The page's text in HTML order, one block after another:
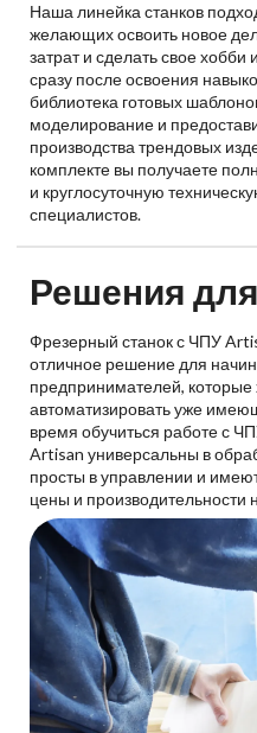
Наша линейка станков
желающих освоить новое
затрат и сделать свое хобби
сразу после освоения
библиотека готовых
моделирование и
производства трендовых
комплекте вы получаете
и круглосуточную
специалистов.
Решения
Фрезерный станок с ЧПУ
отличное решение для
предпринимателей, которые
автоматизировать уже
время обучиться работе с
Artisan универсальны в
просты в управлении и
цены и производительности